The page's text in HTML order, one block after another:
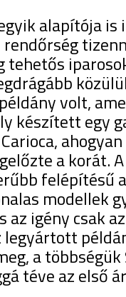
alapítója
tehetős
volt,
készített egy
a korát.
felépítésű
modellek
az igény csak
legyártott
a
téve az első